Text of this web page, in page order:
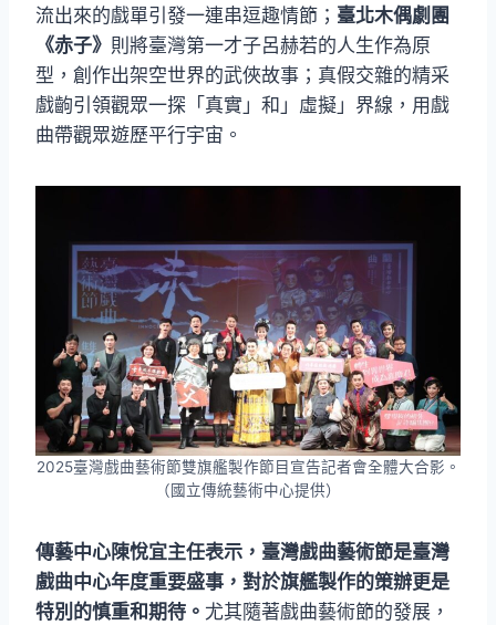
流出來的戲單引發一連串逗趣情節； 臺北木偶劇團
《赤子》 則將臺灣第一才子呂赫若的人生作為原
型，創作出架空世界的武俠故事；真假交雜的精采
戲齣引領觀眾一探「真實」和」虛擬」界線，用戲
曲帶觀眾遊歷平行宇宙。
2025臺灣戲曲藝術節雙旗艦製作節目宣告記者會全體大合影。
（國立傳統藝術中心提供）
傳藝中心陳悅宜主任表示，臺灣戲曲藝術節是臺灣
戲曲中心年度重要盛事，對於旗艦製作的策辦更是
特別的慎重和期待。 尤其隨著戲曲藝術節的發展，